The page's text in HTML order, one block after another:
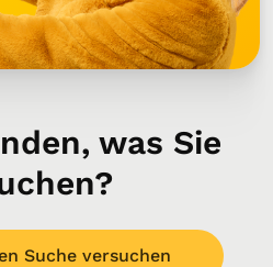
was Sie
Suche versuchen